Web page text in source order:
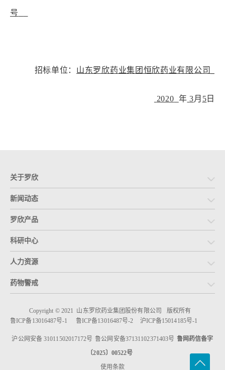
号
招标单位： 山东罗欣药业集团恒欣药业有限公司
2020 年 3月 5 日
关于罗欣
新闻动态
罗欣产品
科研中心
人力资源
药物警戒
Copyright © 2021 山东罗欣药业集团股份有限公司
版权所有
鲁ICP备13016487号-1
鲁ICP备13016487号-2 沪ICP备15014185号-1
沪公网安备 31011502017172号 鲁公网安备37131102371403号 鲁网药信备字
〔2025〕00522号
使用条款